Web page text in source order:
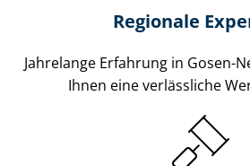
Regionale
Jahrelange Erfahrung in Gosen-
Ihnen eine verlässliche